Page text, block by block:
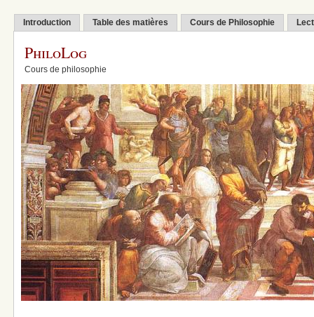
Introduction Table des matières Cours de Philosophie
PhiloLog
Cours de philosophie